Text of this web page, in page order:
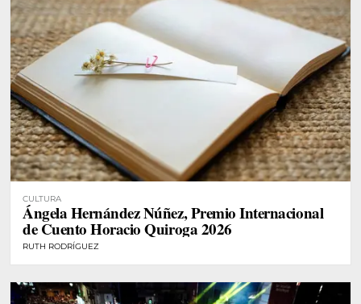
CULTURA
Ángela Hernández Núñez, Premio Internacional
de Cuento Horacio Quiroga 2026
RUTH RODRÍGUEZ